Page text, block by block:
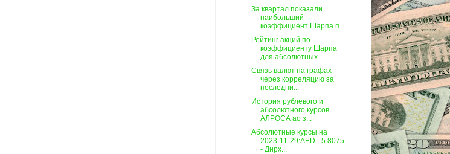
За квартал показали
наибольший
коэффициент Шарпа п...
Рейтинг акций по
коэффициенту Шарпа
для абсолютных...
Связь валют на графах
через корреляцию за
последни...
История рублевого и
абсолютного курсов
АЛРОСА ао з...
Абсолютные курсы на
2023-11-29:AED - 5.8075
- Дирх...